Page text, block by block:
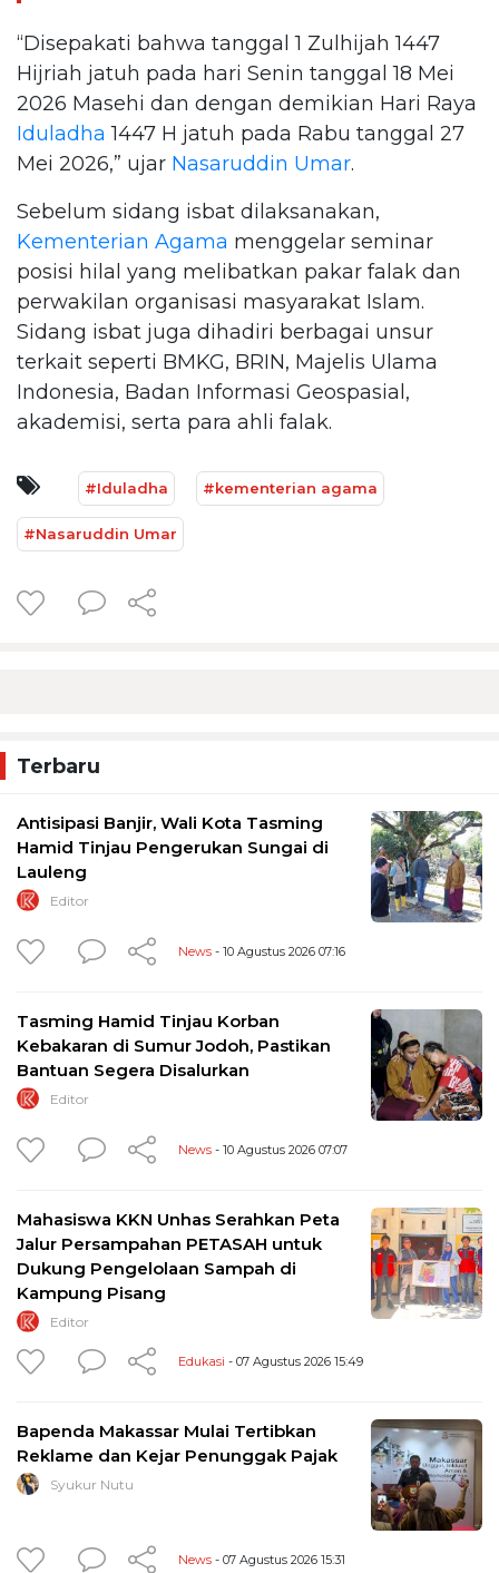
“Disepakati bahwa tanggal 1 Zulhijah 1447
Hijriah jatuh pada hari Senin tanggal 18 Mei
2026 Masehi dan dengan demikian Hari Raya
Iduladha 1447 H jatuh pada Rabu tanggal 27
Mei 2026,” ujar Nasaruddin Umar.
Sebelum sidang isbat dilaksanakan,
Kementerian Agama menggelar seminar
posisi hilal yang melibatkan pakar falak dan
perwakilan organisasi masyarakat Islam.
Sidang isbat juga dihadiri berbagai unsur
terkait seperti BMKG, BRIN, Majelis Ulama
Indonesia, Badan Informasi Geospasial,
akademisi, serta para ahli falak.
#Iduladha #kementerian agama
#Nasaruddin Umar
Terbaru
Antisipasi Banjir, Wali Kota Tasming
Hamid Tinjau Pengerukan Sungai di
Lauleng
Editor
News - 10 Agustus 2026 07:16
Tasming Hamid Tinjau Korban
Kebakaran di Sumur Jodoh, Pastikan
Bantuan Segera Disalurkan
Editor
News - 10 Agustus 2026 07:07
Mahasiswa KKN Unhas Serahkan Peta
Jalur Persampahan PETASAH untuk
Dukung Pengelolaan Sampah di
Kampung Pisang
Editor
Edukasi - 07 Agustus 2026 15:49
Bapenda Makassar Mulai Tertibkan
Reklame dan Kejar Penunggak Pajak
Syukur Nutu
News - 07 Agustus 2026 15:31